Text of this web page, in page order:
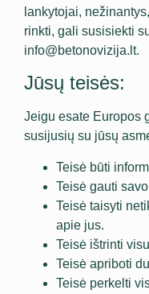
lankytojai,
rinkti, gali susisiekti
info@betonovizija.lt.
Jūsų teisės:
Jeigu esate Europos
susijusių su jūsų
Teisė būti
Teisė gauti
Teisė taisyti
apie jus.
Teisė ištrinti
Teisė apriboti
Teisė perkelti